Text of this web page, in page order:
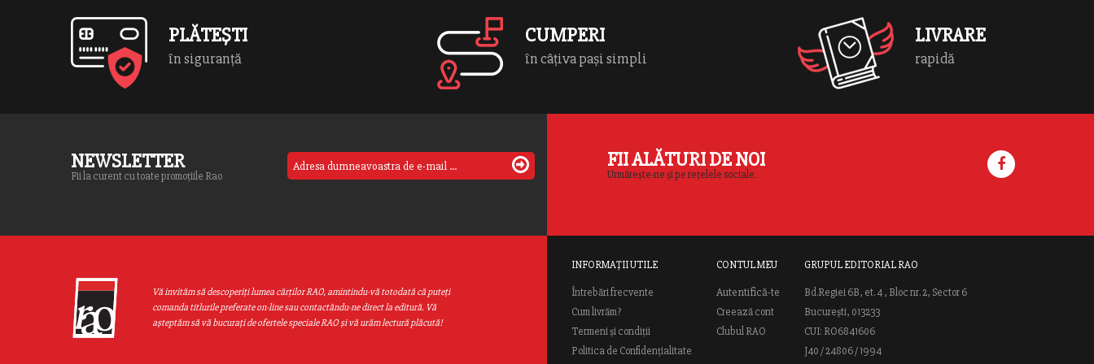
books-slide.php
on line
PLĂTEȘTI
în siguranță
CUMPERI
în câțiva pași simpli
LIVRARE
rapidă
NEWSLETTER
Fii la curent cu toate promoțiile Rao
FII ALĂTURI DE NOI
Urmărește-ne și pe rețelele sociale.
Vă invităm să descoperiţi lumea cărţilor RAO, amintindu-vă totodată că puteţi
comanda titlurile preferate on-line sau contactându-ne direct la editură. Vă
aşteptăm să vă bucuraţi de ofertele speciale RAO şi vă urăm lectură plăcută!
INFORMAȚII UTILE
Întrebări frecvente
Cum livrăm?
Termeni și condiții
Politica de Confidențialitate
CONTUL MEU
Autentifică-te
Creează cont
Clubul RAO
GRUPUL EDITORIAL RAO
Bd.Regiei 6B, et. 4 , Bloc nr. 2, Sector 6
București, 013233
CUI: RO6841606
J40 / 24806 / 1994